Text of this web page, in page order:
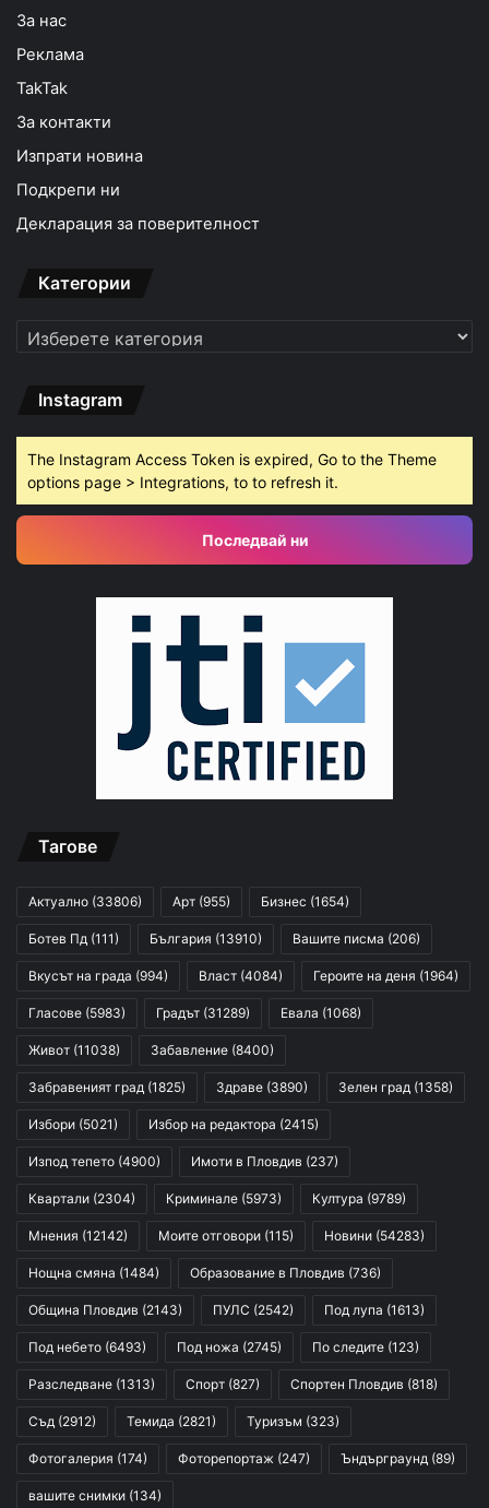
За нас
Реклама
TakTak
За контакти
Изпрати новина
Подкрепи ни
Декларация за поверителност
Категории
Категории
Instagram
The Instagram Access Token is expired, Go to the Theme
options page > Integrations, to to refresh it.
Последвай ни
Тагове
Актуално (33806) Арт (955) Бизнес (1654)
Ботев Пд (111) България (13910) Вашите писма (206)
Вкусът на града (994) Власт (4084) Героите на деня (1964)
Гласове (5983) Градът (31289) Евала (1068)
Живот (11038) Забавление (8400)
Забравеният град (1825) Здраве (3890) Зелен град (1358)
Избори (5021) Избор на редактора (2415)
Изпод тепето (4900) Имоти в Пловдив (237)
Квартали (2304) Криминале (5973) Култура (9789)
Мнения (12142) Моите отговори (115) Новини (54283)
Нощна смяна (1484) Образование в Пловдив (736)
Община Пловдив (2143) ПУЛС (2542) Под лупа (1613)
Под небето (6493) Под ножа (2745) По следите (123)
Разследване (1313) Спорт (827) Спортен Пловдив (818)
Съд (2912) Темида (2821) Туризъм (323)
Фотогалерия (174) Фоторепортаж (247) Ъндърграунд (89)
вашите снимки (134)